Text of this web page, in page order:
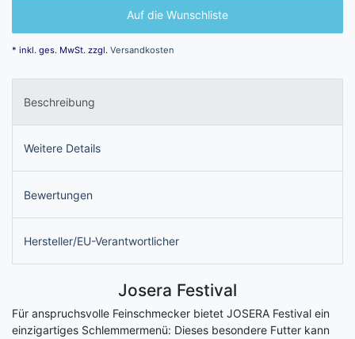
Auf die Wunschliste
* inkl. ges. MwSt. zzgl. Versandkosten
Beschreibung
Weitere Details
Bewertungen
Hersteller/EU-Verantwortlicher
Josera Festival
Für anspruchsvolle Feinschmecker bietet JOSERA Festival ein
einzigartiges Schlemmermenü: Dieses besondere Futter kann